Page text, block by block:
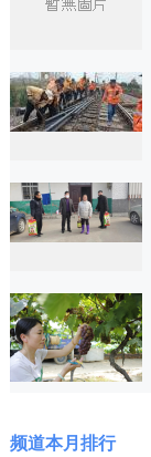
频道本月排行